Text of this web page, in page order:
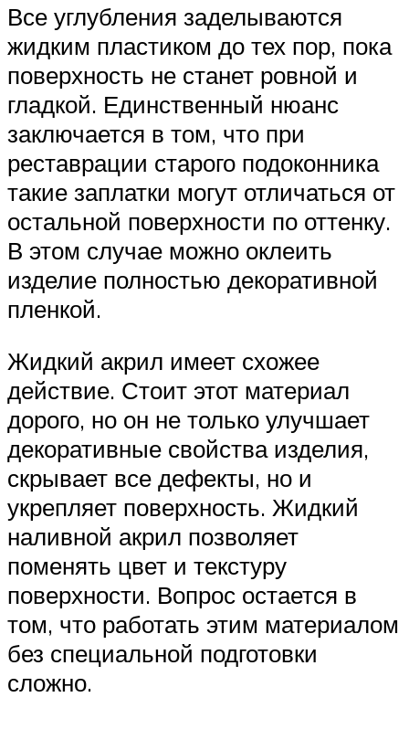
Все углубления заделываются
жидким пластиком до тех пор, пока
поверхность не станет ровной и
гладкой. Единственный нюанс
заключается в том, что при
реставрации старого подоконника
такие заплатки могут отличаться от
остальной поверхности по оттенку.
В этом случае можно оклеить
изделие полностью декоративной
пленкой.
Жидкий акрил имеет схожее
действие. Стоит этот материал
дорого, но он не только улучшает
декоративные свойства изделия,
скрывает все дефекты, но и
укрепляет поверхность. Жидкий
наливной акрил позволяет
поменять цвет и текстуру
поверхности. Вопрос остается в
том, что работать этим материалом
без специальной подготовки
сложно.